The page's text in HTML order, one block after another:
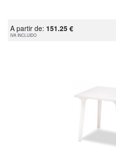
A partir de: 151.25 €
IVA INCLUIDO